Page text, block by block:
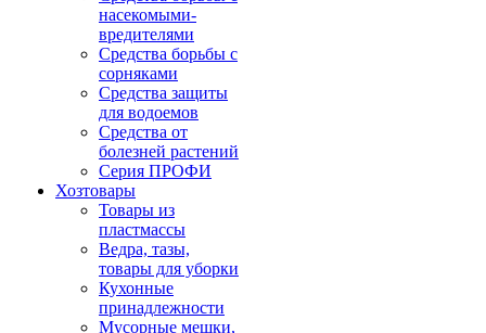
насекомыми-
вредителями
Средства борьбы с
сорняками
Средства защиты
для водоемов
Средства от
болезней растений
Серия ПРОФИ
Хозтовары
Товары из
пластмассы
Ведра, тазы,
товары для уборки
Кухонные
принадлежности
Мусорные мешки,